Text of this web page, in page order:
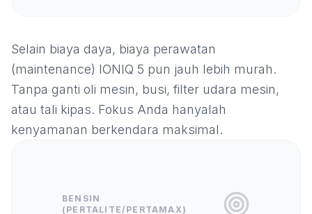
Selain biaya daya, biaya perawatan
(maintenance) IONIQ 5 pun jauh lebih murah.
Tanpa ganti oli mesin, busi, filter udara mesin,
atau tali kipas. Fokus Anda hanyalah
kenyamanan berkendara maksimal.
BENSIN
(PERTALITE/PERTAMAX)